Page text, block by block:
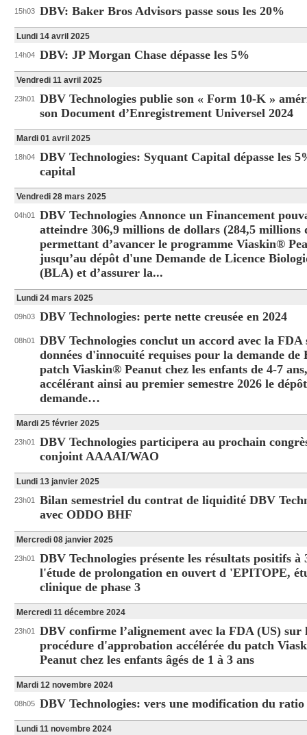
15h03 DBV: Baker Bros Advisors passe sous les 20%
Lundi 14 avril 2025
14h04 DBV: JP Morgan Chase dépasse les 5%
Vendredi 11 avril 2025
23h01
DBV Technologies publie son « Form 10-K »
son Document d’Enregistrement Universel 2024
Mardi 01 avril 2025
18h04 DBV Technologies: Syquant Capital dépasse les
capital
Vendredi 28 mars 2025
04h01
DBV Technologies Annonce un Financement
atteindre 306,9 millions de dollars (284,5 millions
permettant d’avancer le programme Viaskin®
jusqu’au dépôt d'une Demande de Licence
(BLA) et d’assurer la...
Lundi 24 mars 2025
09h03 DBV Technologies: perte nette creusée en 2024
08h01
DBV Technologies conclut un accord avec la FDA
données d'innocuité requises pour la demande de
patch Viaskin® Peanut chez les enfants de 4-7 ans,
accélérant ainsi au premier semestre 2026 le
demande…
Mardi 25 février 2025
23h01
DBV Technologies participera au prochain
conjoint AAAAI/WAO
Lundi 13 janvier 2025
23h01
Bilan semestriel du contrat de liquidité DBV
avec ODDO BHF
Mercredi 08 janvier 2025
23h01
DBV Technologies présente les résultats positifs à
l'étude de prolongation en ouvert d 'EPITOPE,
clinique de phase 3
Mercredi 11 décembre 2024
23h01
DBV confirme l’alignement avec la FDA (US) sur
procédure d'approbation accélérée du patch
Peanut chez les enfants âgés de 1 à 3 ans
Mardi 12 novembre 2024
08h05 DBV Technologies: vers une modification du
Lundi 11 novembre 2024